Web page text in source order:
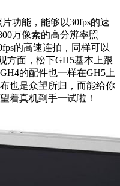
功能，能够以30fps的速
万像素的高分辨率照
的高速连拍，同样可以
方面，松下GH5基本上跟
的配件也一样在GH5上
也是众望所归，而能给你
着真机到手一试啦！